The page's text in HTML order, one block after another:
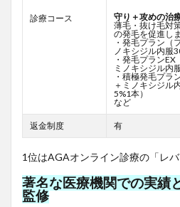
診療コース
守り＋攻めの治
薄毛・抜け毛対
の発毛を促進しま
・発毛プラン（
ノキシジル内服
・発毛プラン
ミノキシジル内
・積極発毛プラ
＋ミノキシジル
5%1本）
など
返金制度 有
1位はAGAオンライン診療の「レバ
著名な医療機関での実績
監修